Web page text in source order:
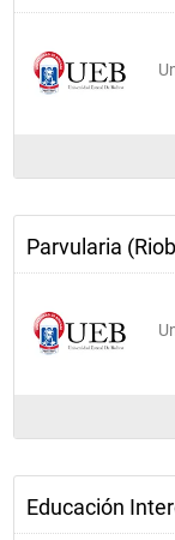
Parvularia
Educación